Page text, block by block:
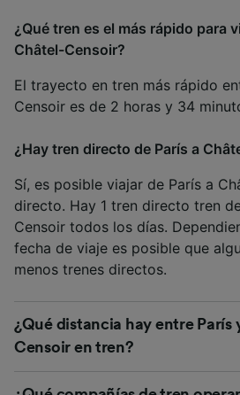
¿Qué tren es el más rápido para
Châtel-Censoir?
El trayecto en tren más rápido
Censoir es de 2 horas y 34
¿Hay tren directo de París a
Sí, es posible viajar de París a
directo. Hay 1 tren directo tren
Censoir todos los días.
fecha de viaje es posible que
menos trenes directos.
¿Qué distancia hay entre París
Censoir en tren?